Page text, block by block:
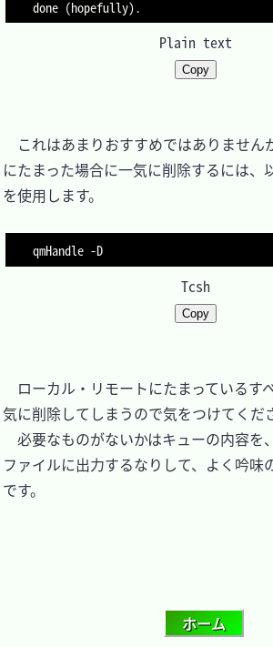
Plain text
Copy
これはあまりおすすめではありません
にたまった場合に一気に削除するには、
を使用します。
qmHandle -D
Tcsh
Copy
ローカル・リモートにたまっているす
気に削除してしまうので気をつけてくだ
必要なものがないかはキューの内容を
ファイルに出力するなりして、よく吟味
です。